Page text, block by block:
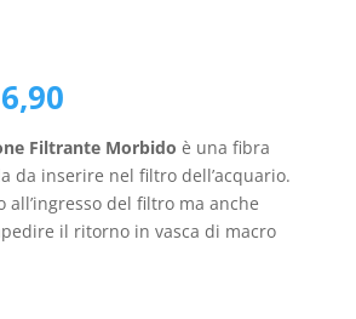
Il
attuale
è:
€ 6,90.
Filtrante Morbido è una fibra
da inserire nel filtro dell’acquario.
all’ingresso del filtro ma anche
il ritorno in vasca di macro